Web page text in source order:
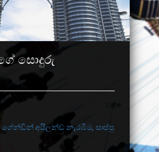
සොදුරු
ගේන්ඩින් අයිලන්ඩ් නැරඹීම, සාප්පු